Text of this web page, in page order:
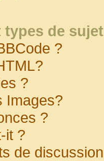
types de
?
?
Images?
?
it ?
de